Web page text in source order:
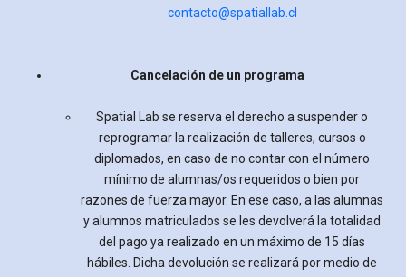
contacto@spatiallab.cl
Cancelación de un programa
Spatial Lab se reserva el derecho a suspender o
reprogramar la realización de talleres, cursos o
diplomados, en caso de no contar con el número
mínimo de alumnas/os requeridos o bien por
razones de fuerza mayor. En ese caso, a las alumnas
y alumnos matriculados se les devolverá la totalidad
del pago ya realizado en un máximo de 15 días
hábiles. Dicha devolución se realizará por medio de